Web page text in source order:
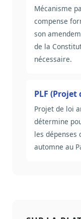
Mécanisme
compense
son
de la
nécessaire.
PLF
Projet de loi
détermine
les dépenses
automne au